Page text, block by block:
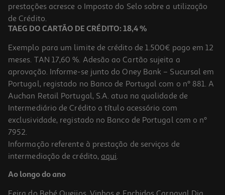
0,95 €
Cartolina Mab Amarelo Canário 50x65cm
0.95 €/un
prestações acresce o Imposto do Selo sobre a utilização
de Crédito.
TAEG DO CARTÃO DE CRÉDITO: 18,4 %
Exemplo para um limite de crédito de 1.500€ pago em 12
meses. TAN 17,60 %. Adesão ao Cartão sujeita a
aprovação. Informe-se junto do Oney Bank – Sucursal em
Portugal, registado no Banco de Portugal com o nº 881. A
Auchan Retail Portugal, S.A. atua na qualidade de
Intermediário de Crédito a título acessório com
exclusividade, registado no Banco de Portugal com o nº
7952.
Informação referente à prestação de serviços de
intermediação de crédito, aqui.
Ao longo do ano